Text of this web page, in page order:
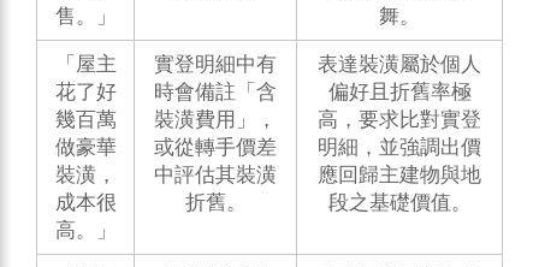
售。」
舞。
「屋主
花了好
幾百萬
做豪華
裝潢，
成本很
高。」
實登明細中有
時會備註「含
裝潢費用」，
或從轉手價差
中評估其裝潢
折舊。
表達裝潢屬於個人
偏好且折舊率極
高，要求比對實登
明細，並強調出價
應回歸主建物與地
段之基礎價值。